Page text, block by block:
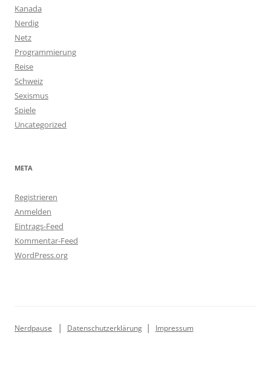
Kanada
Nerdig
Netz
Programmierung
Reise
Schweiz
Sexismus
Spiele
Uncategorized
META
Registrieren
Anmelden
Eintrags-Feed
Kommentar-Feed
WordPress.org
Nerdpause Datenschutzerklärung Impressum